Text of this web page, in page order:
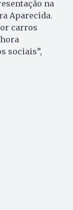
na
Aparecida.
carros
sociais”,